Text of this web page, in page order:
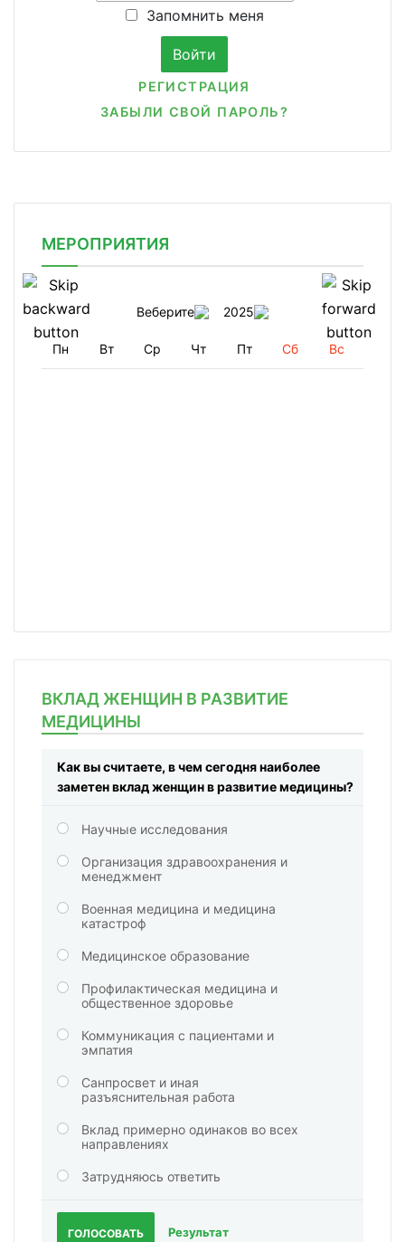
Запомнить меня
РЕГИСТРАЦИЯ
ЗАБЫЛИ СВОЙ ПАРОЛЬ?
МЕРОПРИЯТИЯ
Веберите 2025
Пн Вт Ср Чт Пт Сб Вс
ВКЛАД ЖЕНЩИН В РАЗВИТИЕ
МЕДИЦИНЫ
Как вы считаете, в чем сегодня наиболее
заметен вклад женщин в развитие медицины?
Научные исследования
Организация здравоохранения и
менеджмент
Военная медицина и медицина
катастроф
Медицинское образование
Профилактическая медицина и
общественное здоровье
Коммуникация с пациентами и
эмпатия
Санпросвет и иная
разъяснительная работа
Вклад примерно одинаков во всех
направлениях
Затрудняюсь ответить
ГОЛОСОВАТЬ Результат